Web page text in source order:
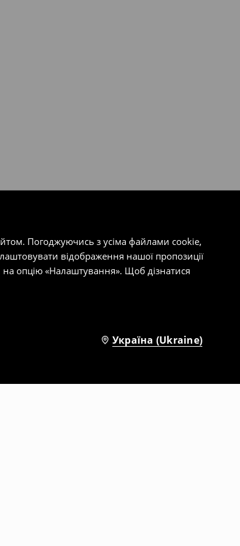
Погоджуючись з усіма файлами cookie,
відображення нашої пропозиції
опцію «Налаштування». Щоб дізнатися
Україна (Ukraine)